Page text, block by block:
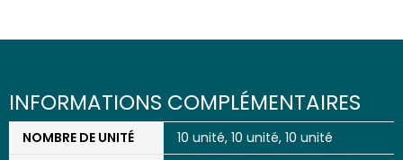
INFORMATIONS COMPLÉMENTAIRES
NOMBRE DE UNITÉ
10 unité, 10 unité, 10 unité